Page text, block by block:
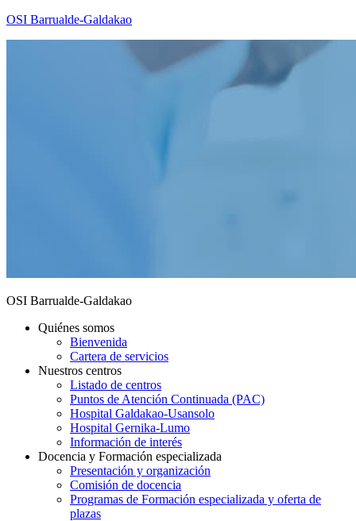
OSI Barrualde-Galdakao
OSI Barrualde-Galdakao
Quiénes somos
Bienvenida
Cartera de servicios
Nuestros centros
Listado de centros
Puntos de Atención Continuada (PAC)
Hospital Galdakao-Usansolo
Hospital Gernika-Lumo
Información de interés
Docencia y Formación especializada
Presentación y organización
Comisión de docencia
Programas de Formación especializada y oferta de
plazas